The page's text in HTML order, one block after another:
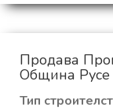
Продава
Община Русе
Тип